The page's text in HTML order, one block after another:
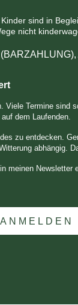
sind in
nicht
Viele Termine
dem Laufenden.
zu entdecken.
abhängig.
meinen